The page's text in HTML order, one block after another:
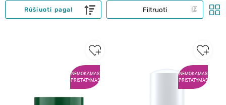
Filtruoti
Rūšiuoti pagal
NEMOKAMAS
PRISTATYMAS
NEMOKAMAS
PRISTATYMAS